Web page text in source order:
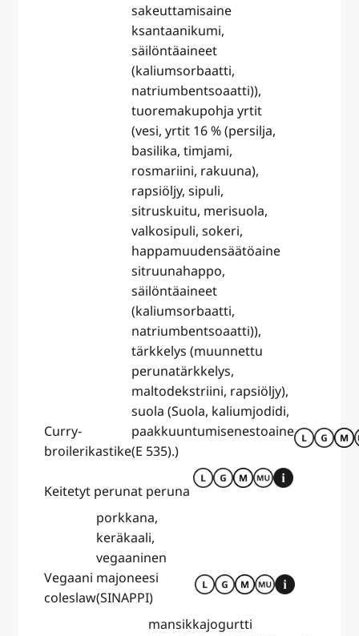
Curry-
broilerikastike
sakeuttamisaine
ksantaanikumi,
säilöntäaineet
(kaliumsorbaatti,
natriumbentsoaatti)),
tuoremakupohja yrtit
(vesi, yrtit 16 % (persilja,
basilika, timjami,
rosmariini, rakuuna),
rapsiöljy, sipuli,
sitruskuitu, merisuola,
valkosipuli, sokeri,
happamuudensäätöaine
sitruunahappo,
säilöntäaineet
(kaliumsorbaatti,
natriumbentsoaatti)),
tärkkelys (muunnettu
perunatärkkelys,
maltodekstriini, rapsiöljy),
suola (Suola, kaliumjodidi,
paakkuuntumisenestoaine
(E 535).)
Keitetyt perunat peruna
Vegaani
coleslaw
porkkana,
keräkaali,
vegaaninen
majoneesi
(SINAPPI)
mansikkajogurtti